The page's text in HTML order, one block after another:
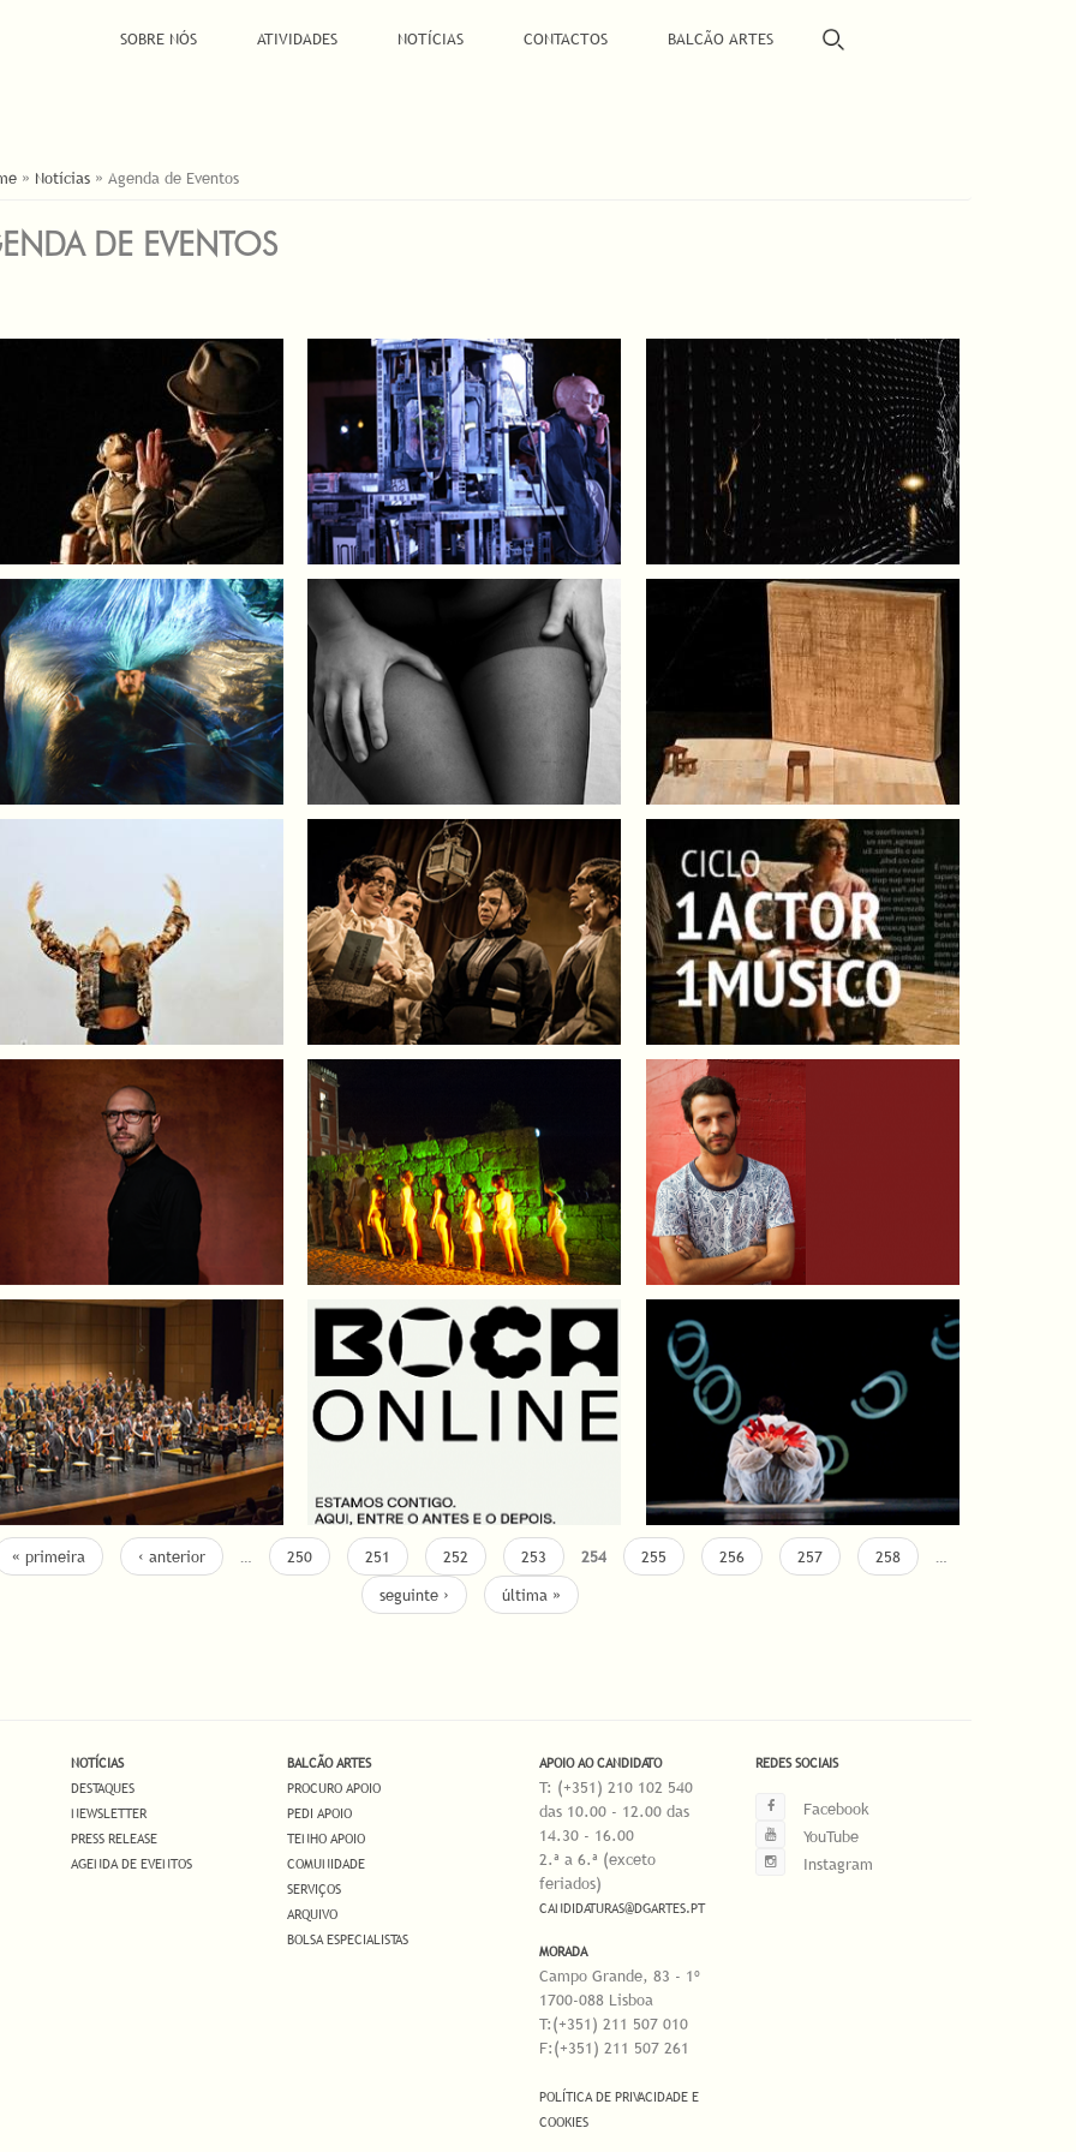
SOBRE NÓS ATIVIDADES NOTÍCIAS CONTACTOS BALCÃO ARTES
AQUI
» Notícias » Agenda de Eventos
DE EVENTOS
« primeira ‹ anterior … 250 251 252 253 254 255 256 257 258
…
seguinte ›
última »
NOTÍCIAS
DESTAQUES
NEWSLETTER
PRESS RELEASE
AGENDA DE EVENTOS
BALCÃO ARTES
PROCURO APOIO
PEDI APOIO
TENHO APOIO
COMUNIDADE
SERVIÇOS
ARQUIVO
BOLSA ESPECIALISTAS
APOIO AO CANDIDATO
T: (+351) 210 102 540
das 10.00 - 12.00 das
14.30 - 16.00
2.ª a 6.ª (exceto
feriados)
CANDIDATURAS@DGARTES.PT
MORADA
Campo Grande, 83 - 1º
1700-088 Lisboa
T:(+351) 211 507 010
F:(+351) 211 507 261
POLÍTICA DE PRIVACIDADE E
COOKIES
REDES SOCIAIS
Facebook
YouTube
Instagram